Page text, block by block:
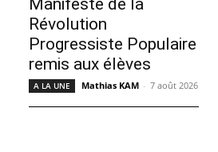
Manifeste de la
Révolution
Progressiste Populaire
remis aux élèves
A LA UNE Mathias KAM - 7 août 2026